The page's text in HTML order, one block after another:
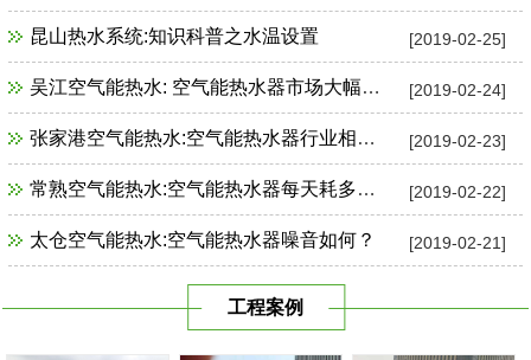
[2019-02-25]
昆山热水系统:知识科普之水温设置
[2019-02-24]
吴江空气能热水: 空气能热水器市场大幅增长
[2019-02-23]
张家港空气能热水:空气能热水器行业相关政策一览
[2019-02-22]
常熟空气能热水:空气能热水器每天耗多少电？
[2019-02-21]
太仓空气能热水:空气能热水器噪音如何？
工程案例